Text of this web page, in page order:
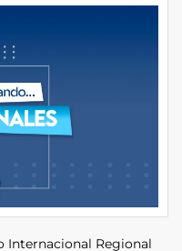
Internacional Regional